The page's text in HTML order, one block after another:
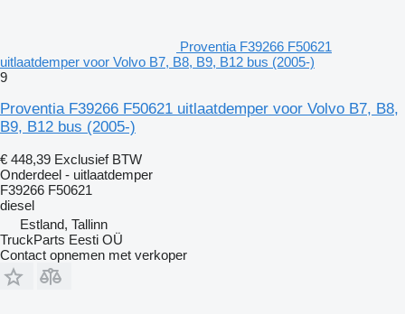
Proventia F39266 F50621
uitlaatdemper voor Volvo B7, B8, B9, B12 bus (2005-)
9
Proventia F39266 F50621 uitlaatdemper voor Volvo B7, B8,
B9, B12 bus (2005-)
€ 448,39 Exclusief BTW
Onderdeel - uitlaatdemper
F39266 F50621
diesel
Estland, Tallinn
TruckParts Eesti OÜ
Contact opnemen met verkoper